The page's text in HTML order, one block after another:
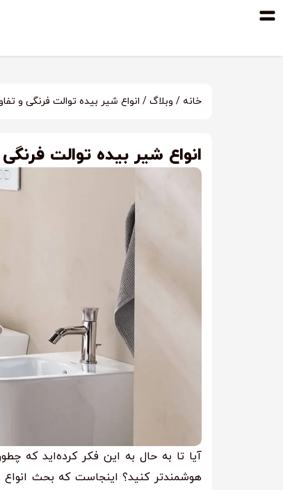
خانه / وبلاگ / انواع شیر بیده توالت فرنگی و
انواع شیر بیده توالت
آیا تا به حال به این فکر کرده‌اید که
هوشمندتر کنید؟ اینجاست که بحث